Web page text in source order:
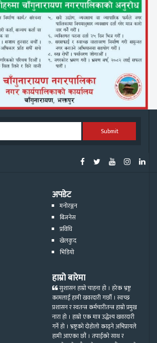
Submit
अपडेट
मनोरञ्जन
बिजनेस
प्रविधि
खेलकुद
भिडियो
हाम्रो बारेमा
सुशासन हाम्रो चाहना हो । हरेक भ्रष्ट्र
कामलाई हामी खवरदारी गर्छौ । स्वच्छ
प्रशासन र स्वतन्त्र कर्मचारीतन्त्र हाम्रो प्रमुख
नारा हो । हाम्रो एक मात्र उद्धेश्य खवरदारी
गर्ने हो । भ्रष्ट्रको दोहोलो काढ्ने अभिप्रायले
हामी आएका छौं । तपाईको साथ र